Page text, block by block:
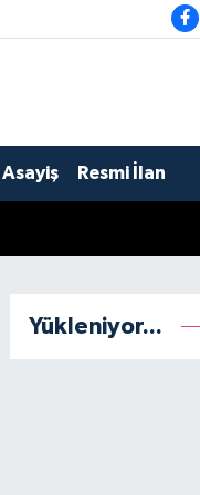
Asayiş Resmi İlan
Yükleniyor...